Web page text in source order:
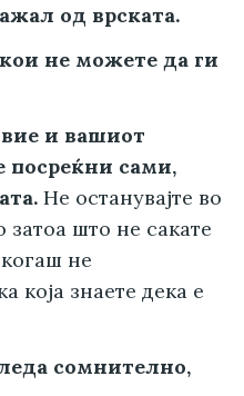
од врската.
не можете да ги
и вашиот
посреќни сами,
Не останувајте во
затоа што не сакате
не
која знаете дека е
сомнително,